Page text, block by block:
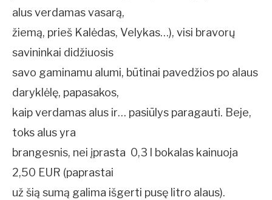
alus verdamas vasarą,
žiemą, prieš Kalėdas, Velykas…), visi bravorų
savininkai didžiuosis
savo gaminamu alumi, būtinai pavedžios po alaus
daryklėlę, papasakos,
kaip verdamas alus ir… pasiūlys paragauti. Beje,
toks alus yra
brangesnis, nei įprasta  0,3 l bokalas kainuoja
2,50 EUR (paprastai
už šią sumą galima išgerti pusę litro alaus).